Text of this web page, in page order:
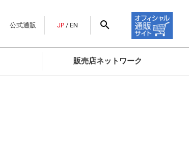
販売店ネットワーク
公式通販 JP / EN